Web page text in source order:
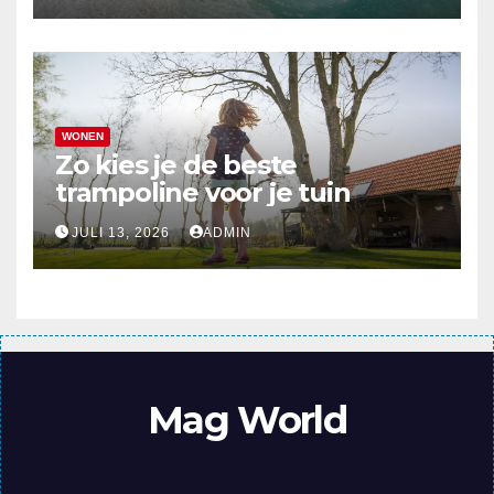
WONEN
Zo kies je de beste
trampoline voor je tuin
JULI 13, 2026 ADMIN
Mag World